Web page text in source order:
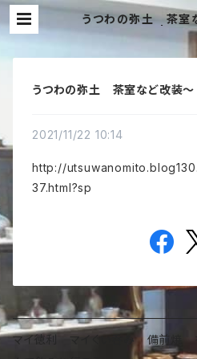
うつわの弥土 茶
前焼 唐津焼 | うつわ
ぐい呑み販売店 陶器
唐津焼 ぐい呑み備前
うつわの弥土 茶室など改装
2021/11/22 10:14
http://
37.html?sp
マイ徳利 マイぐい呑み 備前